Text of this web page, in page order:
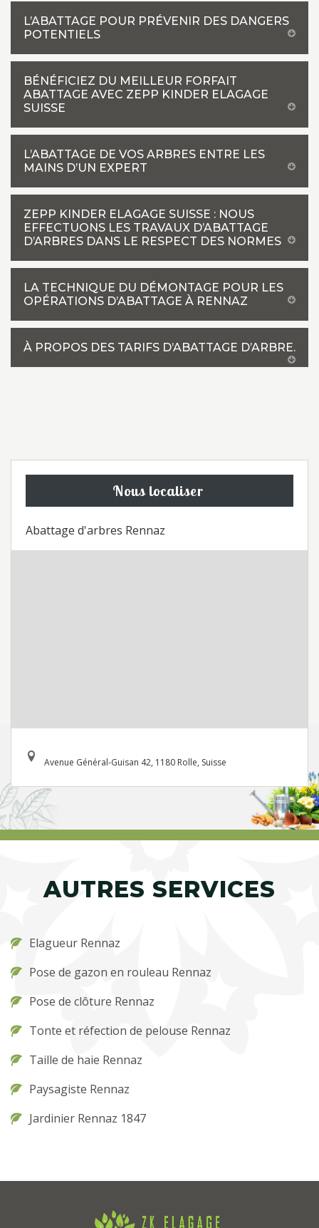
L’ABATTAGE POUR PRÉVENIR DES DANGERS
POTENTIELS
BÉNÉFICIEZ DU MEILLEUR FORFAIT
ABATTAGE AVEC ZEPP KINDER ELAGAGE
SUISSE
L’ABATTAGE DE VOS ARBRES ENTRE LES
MAINS D’UN EXPERT
ZEPP KINDER ELAGAGE SUISSE : NOUS
EFFECTUONS LES TRAVAUX D’ABATTAGE
D’ARBRES DANS LE RESPECT DES NORMES
LA TECHNIQUE DU DÉMONTAGE POUR LES
OPÉRATIONS D’ABATTAGE À RENNAZ
À PROPOS DES TARIFS D’ABATTAGE D’ARBRE.
Nous localiser
Abattage d'arbres Rennaz
Avenue Général-Guisan 42, 1180 Rolle, Suisse
AUTRES SERVICES
Elagueur Rennaz
Pose de gazon en rouleau Rennaz
Pose de clôture Rennaz
Tonte et réfection de pelouse Rennaz
Taille de haie Rennaz
Paysagiste Rennaz
Jardinier Rennaz 1847